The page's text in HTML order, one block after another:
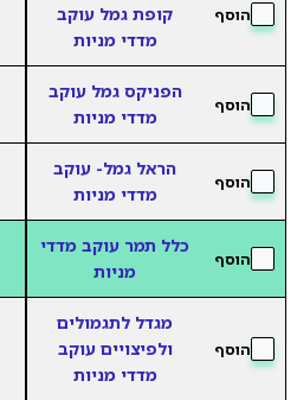
הוסף
קופת גמל עוקב
מדדי מניות
הוסף
הפניקס גמל עוקב
מדדי מניות
הוסף
הראל גמל- עוקב
מדדי מניות
הוסף
כלל תמר עוקב מדדי
מניות
הוסף
מגדל לתגמולים
ולפיצויים עוקב
מדדי מניות